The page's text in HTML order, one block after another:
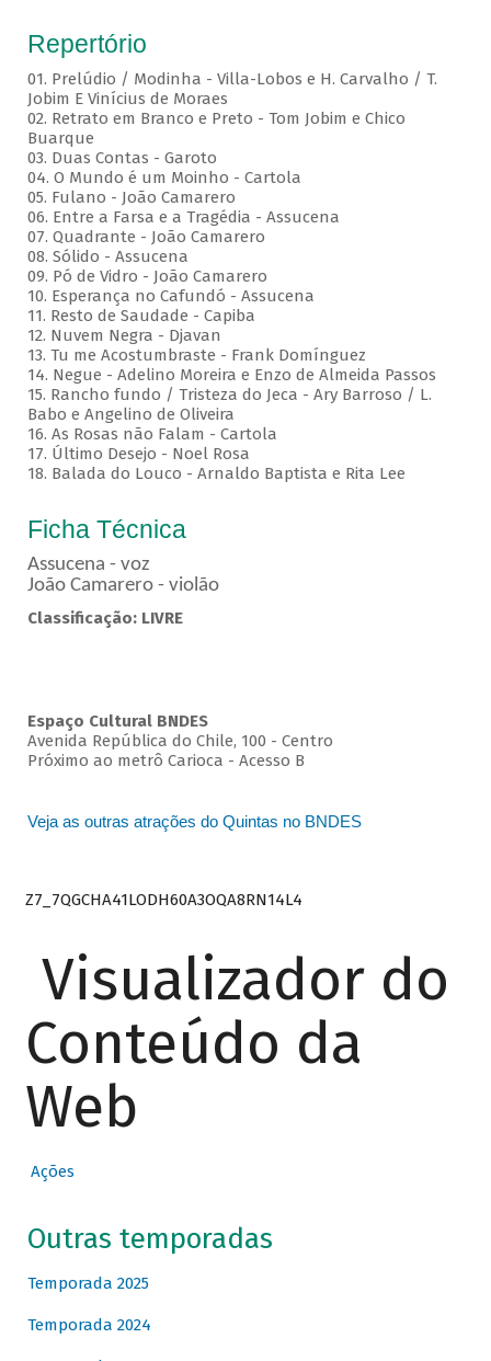
Repertório
01. Prelúdio / Modinha - Villa-Lobos e H. Carvalho / T.
Jobim E Vinícius de Moraes
02. Retrato em Branco e Preto - Tom Jobim e Chico
Buarque
03. Duas Contas - Garoto
04. O Mundo é um Moinho - Cartola
05. Fulano - João Camarero
06. Entre a Farsa e a Tragédia - Assucena
07. Quadrante - João Camarero
08. Sólido - Assucena
09. Pó de Vidro - João Camarero
10. Esperança no Cafundó - Assucena
11. Resto de Saudade - Capiba
12. Nuvem Negra - Djavan
13. Tu me Acostumbraste - Frank Domínguez
14. Negue - Adelino Moreira e Enzo de Almeida Passos
15. Rancho fundo / Tristeza do Jeca - Ary Barroso / L.
Babo e Angelino de Oliveira
16. As Rosas não Falam - Cartola
17. Último Desejo - Noel Rosa
18. Balada do Louco - Arnaldo Baptista e Rita Lee
Ficha Técnica
Assucena - voz
João Camarero - violão
Classificação: LIVRE
Espaço Cultural BNDES
Avenida República do Chile, 100 - Centro
Próximo ao metrô Carioca - Acesso B
Veja as outras atrações do Quintas no BNDES
Z7_7QGCHA41LODH60A3OQA8RN14L4
Visualizador do
Conteúdo da
Web
Ações
Outras temporadas
Temporada 2025
Temporada 2024